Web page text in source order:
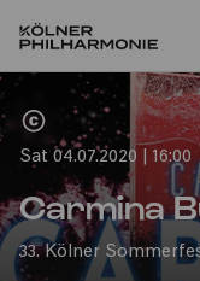
Home
Sat 04.07.2020 | 16:00
Carmina
33. Kölner